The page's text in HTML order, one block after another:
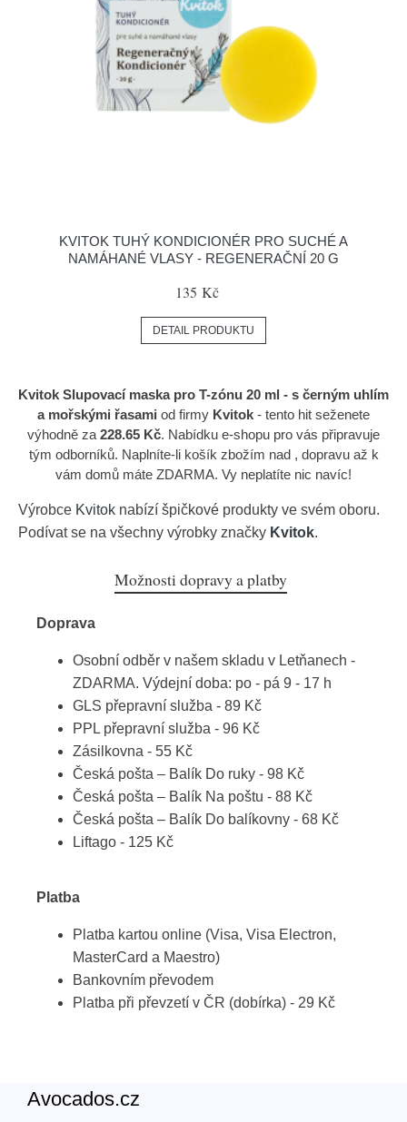
KVITOK TUHÝ KONDICIONÉR PRO SUCHÉ A
NAMÁHANÉ VLASY - REGENERAČNÍ 20 G
135 Kč
DETAIL PRODUKTU
Kvitok Slupovací maska pro T-zónu 20 ml - s černým uhlím
a mořskými řasami od firmy Kvitok - tento hit seženete
výhodně za 228.65 Kč. Nabídku e-shopu pro vás připravuje
tým odborníků. Naplníte-li košík zbožím nad , dopravu až k
vám domů máte ZDARMA. Vy neplatíte nic navíc!
Výrobce Kvitok nabízí špičkové produkty ve svém oboru.
Podívat se na všechny výrobky značky Kvitok.
Možnosti dopravy a platby
Doprava
Osobní odběr v našem skladu v Letňanech -
ZDARMA. Výdejní doba: po - pá 9 - 17 h
GLS přepravní služba - 89 Kč
PPL přepravní služba - 96 Kč
Zásilkovna - 55 Kč
Česká pošta – Balík Do ruky - 98 Kč
Česká pošta – Balík Na poštu - 88 Kč
Česká pošta – Balík Do balíkovny - 68 Kč
Liftago - 125 Kč
Platba
Platba kartou online (Visa, Visa Electron,
MasterCard a Maestro)
Bankovním převodem
Platba při převzetí v ČR (dobírka) - 29 Kč
Avocados.cz